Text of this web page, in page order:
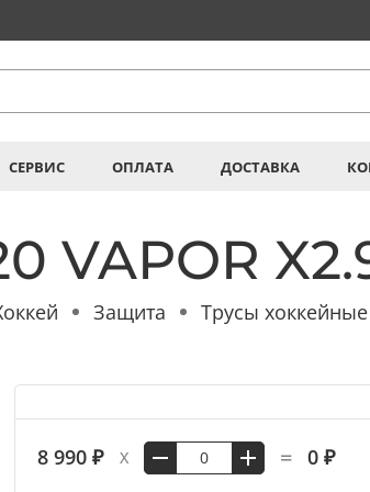
СЕРВИС ОПЛАТА ДОСТАВКА
VAPOR
Защита Трусы хоккейные
8 990 ₽ X = 0 ₽